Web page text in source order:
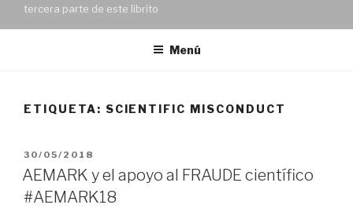
tercera parte de este librito
Menú
ETIQUETA: SCIENTIFIC MISCONDUCT
PUBLICADO
EL
30/05/2018
AEMARK y el apoyo al FRAUDE científico
#AEMARK18